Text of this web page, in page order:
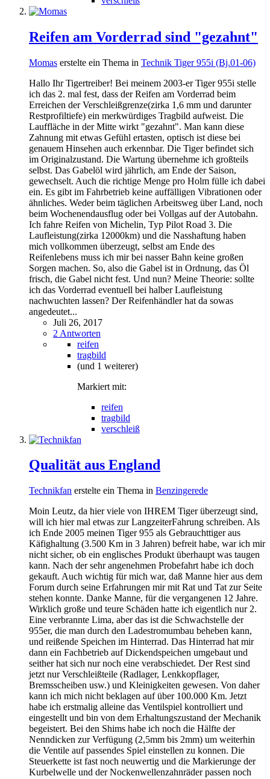
Reifen am Vorderrad sind "gezahnt"
Momas erstelte ein Thema in Technik Tiger 955i (Bj.01-06)
Hallo Ihr Tigertreiber! Bei meinem 2003-er Tiger 955i stelle
ich das 2. mal fest, dass der Reifen am Vorderrad beim
Erreichen der Verschleißgrenze(zirka 1,6 mm und darunter
Restprofiltiefe) ein merkwürdiges Tragbild aufweist. Die
Lauffläche in der Mitte wirkt "gezahnt". Man kann diese
Zahnung mit etwas Gefühl ertasten, optisch ist diese bei
genauem Hinsehen auch erkennbar. Die Tiger befindet sich
im Originalzustand. Die Wartung übernehme ich großteils
selbst. Das Gabelöl wird jährlich, am Ende der Saison,
gewechselt. Auch die richtige Menge pro Holm fülle ich dabei
ein. Es gibt im Fahrbetrieb keine auffälligen Vibrationen oder
ähnliches. Weder beim täglichen Arbeitsweg über Land, noch
beim Wochenendausflug oder bei Vollgas auf der Autobahn.
Ich fahre Reifen von Michelin, Typ Pilot Road 3. Die
Laufleistung(zirka 12000km) und die Nasshaftung haben
mich vollkommen überzeugt, selbst am Ende des
Reifenlebens muss ich mir bei nasser Bahn keine großen
Sorgen machen. So, also die Gabel ist in Ordnung, das Öl
frisch, die Gabel nicht fest. Und nun? Meine Theorie: sollte
ich das Vorderrad eventuell bei halber Laufleistung
nachwuchten lassen? Der Reifenhändler hat da sowas
angedeutet...
Juli 26, 2017
2 Antworten
reifen
tragbild
(und 1 weiterer)
Markiert mit:
reifen
tragbild
verschleiß
Qualität aus England
Technikfan erstelte ein Thema in Benzingerede
Moin Leutz, da hier viele von IHREM Tiger überzeugt sind,
will ich hier mal etwas zur LangzeiterFahrung schreiben. Als
ich Ende 2005 meinen Tiger 955 als Gebrauchttiger aus
Käfighaltung (3.500 Km in 3 Jahren) befreit habe, war ich mir
nicht sicher, ob ein englisches Produkt überhaupt was taugen
kann. Nach der sehr angenehmen Probefahrt habe ich doch
gekauft. Auch wichtig für mich war, daß Manne hier aus dem
Forum durch seine Erfahrungen mir mit Rat und Tat zur Seite
stehen konnte. Danke Manne, für die vergangenen 12 Jahre.
Wirklich große und teure Schäden hatte ich eigentlich nur 2.
Eine verbrannte Lima, aber das ist die Schwachstelle der
955er, die man durch den Ladestromumbau beheben kann,
und reißende Speichen im Hinterrad. Das Hinterrad hat mir
dann ein Fachbetrieb auf Dickendspeichen umgebaut und
seither hat sich nur noch eine verabschiedet. Der Rest sind
jetzt nur Verschleißteile (Radlager, Lenkkopflager,
Bremsscheiben usw.) und Kleinigkeiten gewesen. Von daher
kann ich mich nicht beklagen auf über 100.000 Km. Jetzt
habe ich erstmalig alleine das Ventilspiel kontrolliert und
eingestellt und bin von dem Erhaltungszustand der Mechanik
begeistert. Bei den Shims habe ich noch die Hälfte der
Nenndicken zur Verfügung (2,5mm bis 2mm) um weiterhin
die Ventile auf passendes Spiel einstellen zu konnen. Die
Steuerkette ist fast noch neuwertig und die Markierunge der
Kurbelwelle und der Nockenwellenzahnräder passen noch